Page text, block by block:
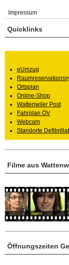
Impressum
Öffnungszeiten
Filme aus
Quicklinks
eUmzug
Ortsplan
Online-Shop
Wattenwiler Post
Fahrplan ÖV
Webcam
Standorte